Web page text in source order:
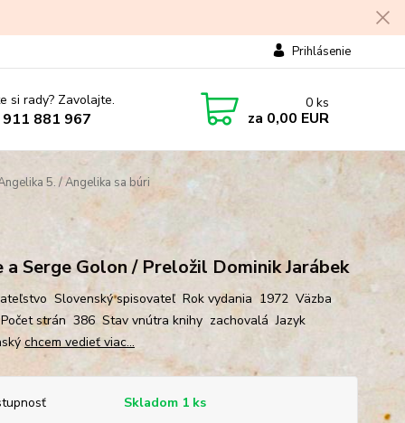
Prihlásenie
si rady? Zavolajte.
881 967
0 ks
za 0,00 EUR
5. / Angelika sa búri
a Serge Golon / Preložil Dominik Jarábek
Slovenský spisovateľ Rok vydania 1972 Väzba
strán 386 Stav vnútra knihy zachovalá Jazyk
chcem vedieť viac...
Skladom 1 ks